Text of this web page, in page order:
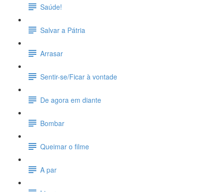
Saúde!
Salvar a Pátria
Arrasar
Sentir-se/Ficar à vontade
De agora em diante
Bombar
Queimar o filme
A par